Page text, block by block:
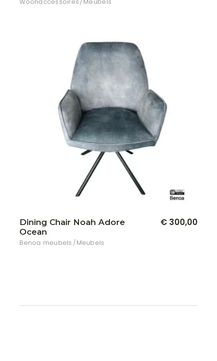
Dining Chair Noah Adore
Ocean
Benoa meubels Meubels
€300,00